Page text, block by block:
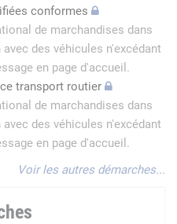
conformes
de marchandises dans
des véhicules n'excédant
en page d'accueil.
transport routier
de marchandises dans
des véhicules n'excédant
en page d'accueil.
Voir les autres démarches...